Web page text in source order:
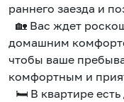
раннего заезда и
🏡 Вас ждет
домашним
чтобы ваше
комфортным и
🛏️ В квартире есть